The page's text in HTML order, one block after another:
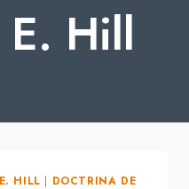
Hill
HILL | DOCTRINA DE